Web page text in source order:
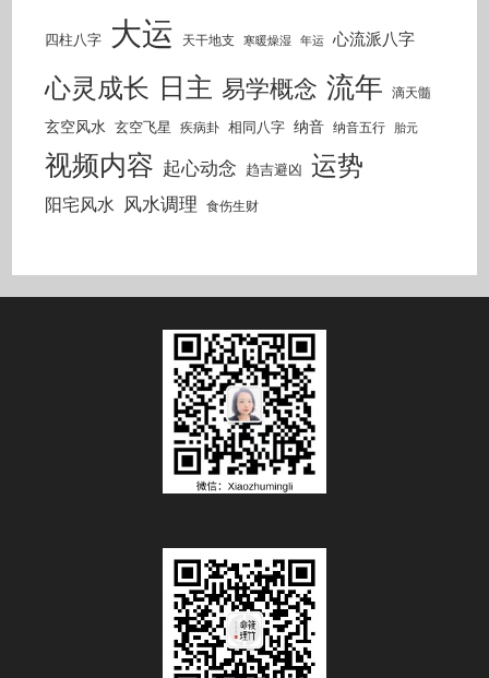
四柱八字 大运 天干地支 寒暖燥湿 年运 心流派八字
心灵成长 日主 易学概念 流年 滴天髓
玄空风水 玄空飞星 疾病卦 相同八字 纳音 纳音五行 胎元
视频内容 起心动念 趋吉避凶 运势
阳宅风水 风水调理 食伤生财